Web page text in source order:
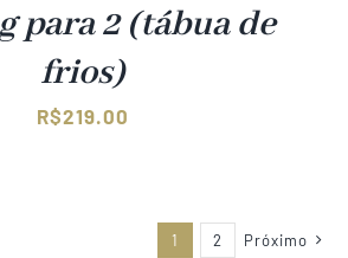
para 2 (tábua de
frios)
R$219.00
1 2 Próximo